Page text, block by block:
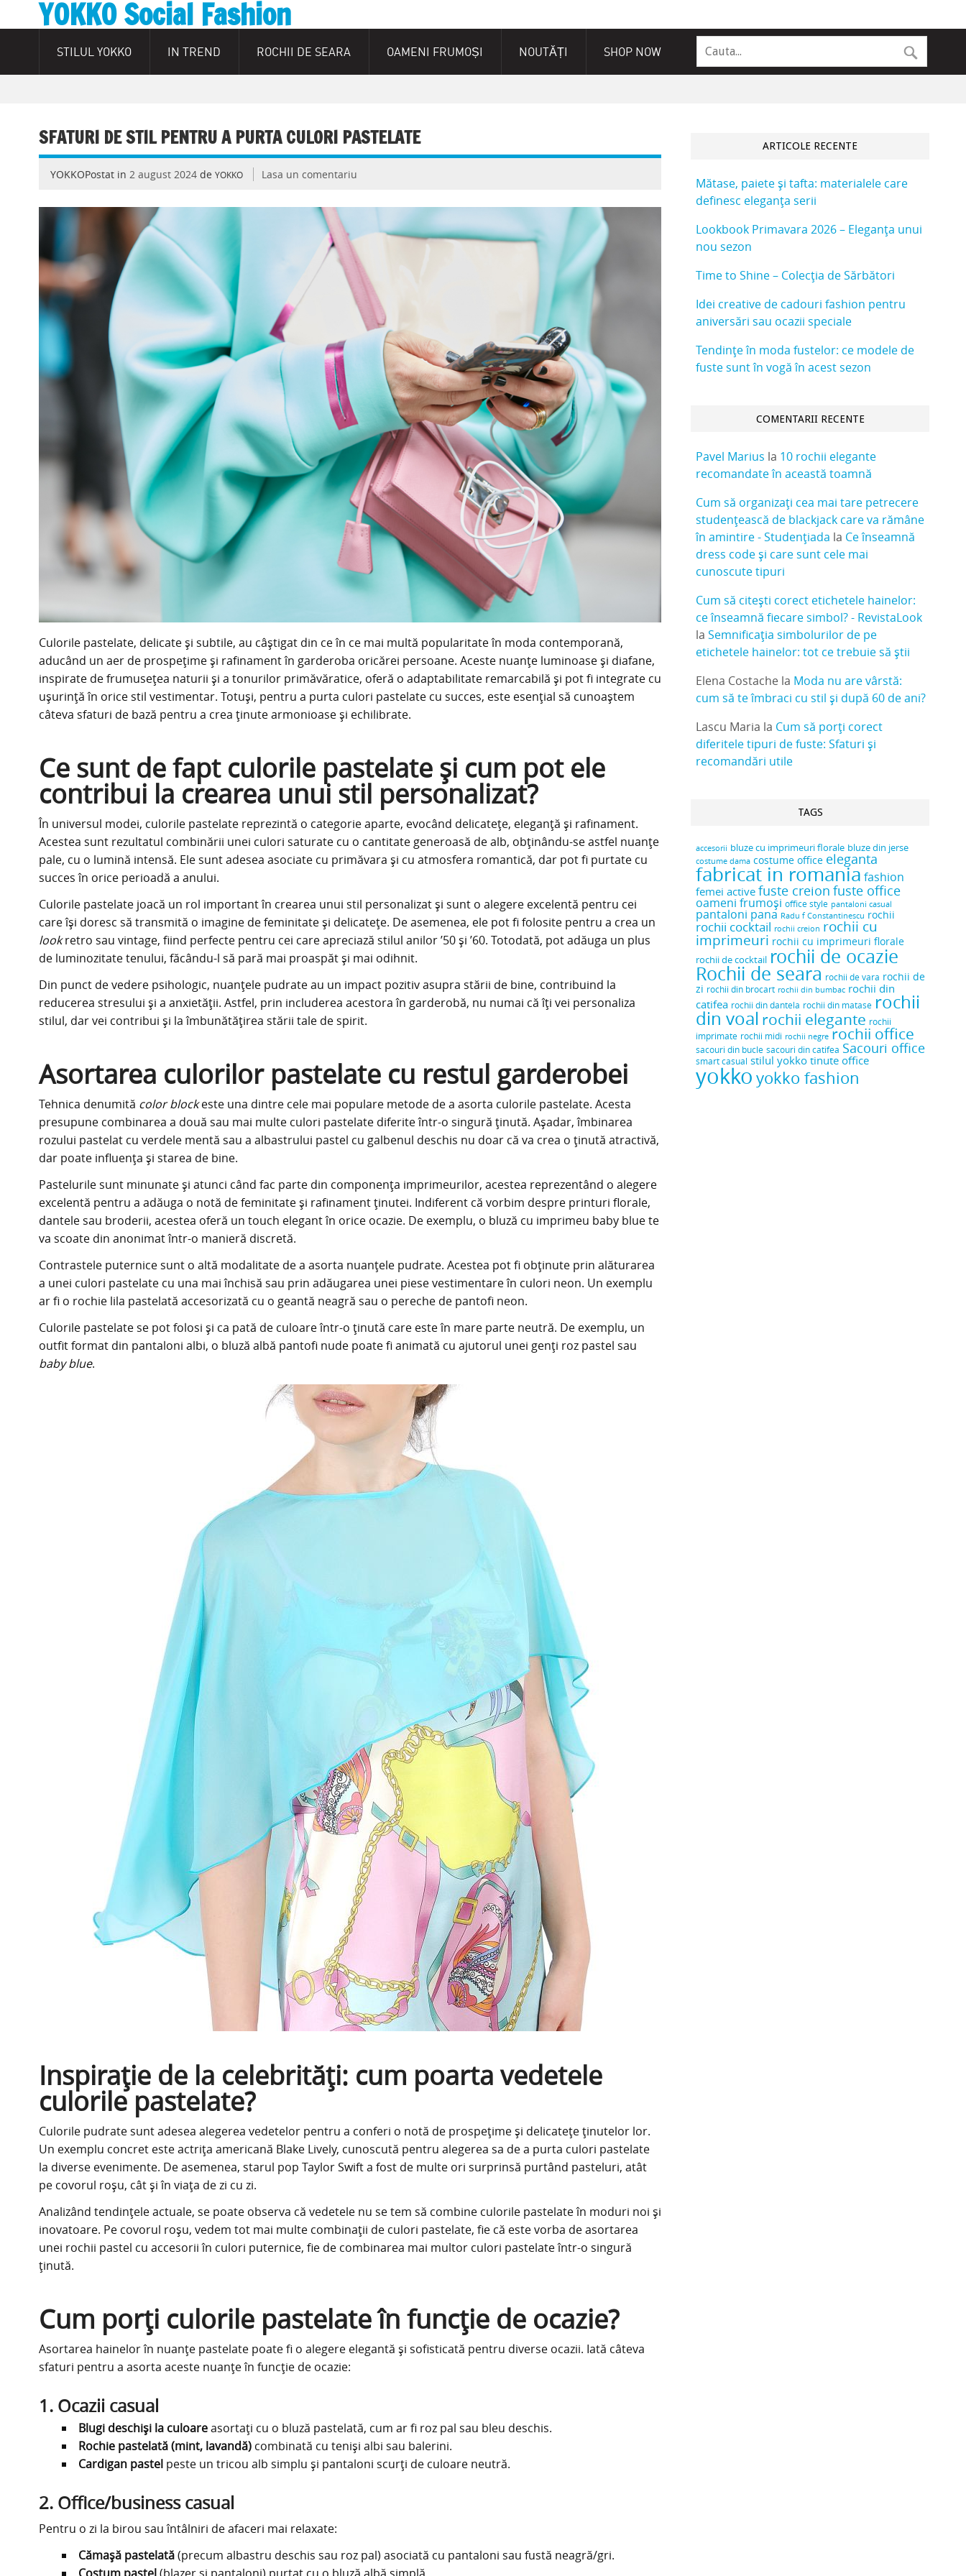
YOKKO Social Fashion
STILUL YOKKO IN TREND ROCHII DE SEARA OAMENI FRUMOȘI NOUTĂȚI SHOP NOW
SFATURI DE STIL PENTRU A PURTA CULORI PASTELATE
YOKKOPostat in 2 august 2024de YOKKO Lasa un comentariu
Culorile pastelate, delicate și subtile, au câștigat din ce în ce mai multă popularitate în moda contemporană,
aducând un aer de prospețime și rafinament în garderoba oricărei persoane. Aceste nuanțe luminoase și diafane,
inspirate de frumusețea naturii și a tonurilor primăvăratice, oferă o adaptabilitate remarcabilă și pot fi integrate cu
ușurință în orice stil vestimentar. Totuși, pentru a purta culori pastelate cu succes, este esențial să cunoaștem
câteva sfaturi de bază pentru a crea ținute armonioase și echilibrate.
Ce sunt de fapt culorile pastelate și cum pot ele
contribui la crearea unui stil personalizat?
În universul modei, culorile pastelate reprezintă o categorie aparte, evocând delicatețe, eleganță și rafinament.
Acestea sunt rezultatul combinării unei culori saturate cu o cantitate generoasă de alb, obținându-se astfel nuanțe
pale, cu o lumină intensă. Ele sunt adesea asociate cu primăvara și cu atmosfera romantică, dar pot fi purtate cu
succes în orice perioadă a anului.
Culorile pastelate joacă un rol important în crearea unui stil personalizat și sunt o alegere excelentă pentru cei
care își doresc să transmită o imagine de feminitate și delicatețe. De asemenea, ele pot fi folosite pentru a crea un
lookretro sau vintage, fiind perfecte pentru cei care apreciază stilul anilor ’50 și ’60. Totodată, pot adăuga un plus
de luminozitate tenului, făcându-l să pară mai proaspăt și mai odihnit.
Din punct de vedere psihologic, nuanțele pudrate au un impact pozitiv asupra stării de bine, contribuind la
reducerea stresului și a anxietății. Astfel, prin includerea acestora în garderobă, nu numai că îți vei personaliza
stilul, dar vei contribui și la îmbunătățirea stării tale de spirit.
Asortarea culorilor pastelate cu restul garderobei
Tehnica denumită color blockeste una dintre cele mai populare metode de a asorta culorile pastelate. Acesta
presupune combinarea a două sau mai multe culori pastelate diferite într-o singură ținută. Așadar, îmbinarea
rozului pastelat cu verdele mentă sau a albastrului pastel cu galbenul deschis nu doar că va crea o ținută atractivă,
dar poate influența și starea de bine.
Pastelurile sunt minunate și atunci când fac parte din componența imprimeurilor, acestea reprezentând o alegere
excelentă pentru a adăuga o notă de feminitate și rafinament ținutei. Indiferent că vorbim despre printuri florale,
dantele sau broderii, acestea oferă un touch elegant în orice ocazie. De exemplu, o bluză cu imprimeu baby blue te
va scoate din anonimat într-o manieră discretă.
Contrastele puternice sunt o altă modalitate de a asorta nuanțele pudrate. Acestea pot fi obținute prin alăturarea
a unei culori pastelate cu una mai închisă sau prin adăugarea unei piese vestimentare în culori neon. Un exemplu
ar fi o rochie lila pastelată accesorizată cu o geantă neagră sau o pereche de pantofi neon.
Culorile pastelate se pot folosi și ca pată de culoare într-o ținută care este în mare parte neutră. De exemplu, un
outfit format din pantaloni albi, o bluză albă pantofi nude poate fi animată cu ajutorul unei genți roz pastel sau
baby blue.
Inspirație de la celebrități: cum poarta vedetele
culorile pastelate?
Culorile pudrate sunt adesea alegerea vedetelor pentru a conferi o notă de prospețime și delicatețe ținutelor lor.
Un exemplu concret este actrița americană Blake Lively, cunoscută pentru alegerea sa de a purta culori pastelate
la diverse evenimente. De asemenea, starul pop Taylor Swift a fost de multe ori surprinsă purtând pasteluri, atât
pe covorul roșu, cât și în viața de zi cu zi.
Analizând tendințele actuale, se poate observa că vedetele nu se tem să combine culorile pastelate în moduri noi și
inovatoare. Pe covorul roșu, vedem tot mai multe combinații de culori pastelate, fie că este vorba de asortarea
unei rochii pastel cu accesorii în culori puternice, fie de combinarea mai multor culori pastelate într-o singură
ținută.
Cum porți culorile pastelate în funcție de ocazie?
Asortarea hainelor în nuanțe pastelate poate fi o alegere elegantă și sofisticată pentru diverse ocazii. Iată câteva
sfaturi pentru a asorta aceste nuanțe în funcție de ocazie:
1. Ocazii casual
Blugi deschiși la culoareasortați cu o bluză pastelată, cum ar fi roz pal sau bleu deschis.
Rochie pastelată (mint, lavandă)combinată cu teniși albi sau balerini.
Cardigan pastelpeste un tricou alb simplu și pantaloni scurți de culoare neutră.
2. Office/business casual
Pentru o zi la birou sau întâlniri de afaceri mai relaxate:
Cămașă pastelată(precum albastru deschis sau roz pal) asociată cu pantaloni sau fustă neagră/gri.
ARTICOLE RECENTE
Mătase, paiete și tafta: materialele care
definesc eleganța serii
Lookbook Primavara 2026 – Eleganța unui
nou sezon
Time to Shine – Colecția de Sărbători
Idei creative de cadouri fashion pentru
aniversări sau ocazii speciale
Tendințe în moda fustelor: ce modele de
fuste sunt în vogă în acest sezon
COMENTARII RECENTE
Pavel Marius la 10 rochii elegante
recomandate în această toamnă
Cum să organizați cea mai tare petrecere
studențească de blackjack care va rămâne
în amintire - Studențiada la Ce înseamnă
dress code și care sunt cele mai
cunoscute tipuri
Cum să citești corect etichetele hainelor:
ce înseamnă fiecare simbol? - RevistaLook
laSemnificația simbolurilor de pe
etichetele hainelor: tot ce trebuie să știi
Elena Costache la Moda nu are vârstă:
cum să te îmbraci cu stil și după 60 de ani?
Lascu Maria la Cum să porți corect
diferitele tipuri de fuste: Sfaturi și
recomandări utile
TAGS
accesorii bluze cu imprimeuri florale bluze din jerse
costume dama costume office eleganta
fabricat in romania fashion
femei active fuste creion fuste office
oameni frumoși office style pantaloni casual
pantaloni pana Radu f Constantinescu rochii
rochii cocktail rochii creion rochii cu
imprimeuri rochii cu imprimeuri florale
rochii de cocktail rochii de ocazie
Rochii de seara rochii de vara rochii de
zi rochii din brocart rochii din bumbac rochii din
catifea rochii din dantela rochii din matase rochii
din voal rochii elegante rochii
imprimate rochii midi rochii negre rochii office
sacouri din bucle sacouri din catifea Sacouri office
smart casual stilul yokko tinute office
yokko yokko fashion